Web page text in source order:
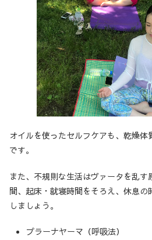
オイルを使ったセルフケアも、乾燥
です。
また、不規則な生活はヴァータを乱
間、起床・就寝時間をそろえ、休息
しましょう。
プラーナヤーマ（呼吸法）